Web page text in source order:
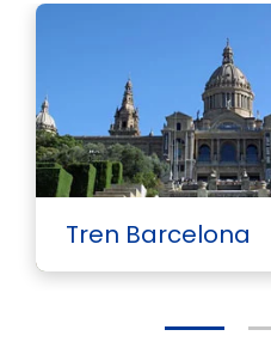
Tren Barcelona